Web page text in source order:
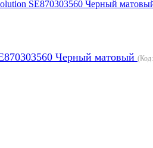
Черный матовый (Код: